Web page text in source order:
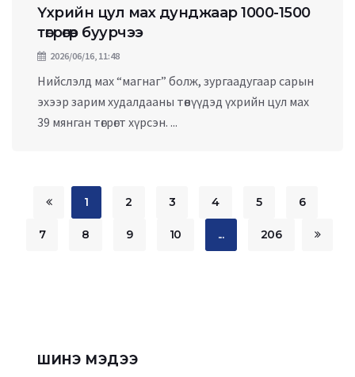
Үхрийн цул мах дунджаар 1000-1500
төгрөгөөр буурчээ
2026/06/16, 11:48
Нийслэлд мах “магнаг” болж, зургаадугаар сарын
эхээр зарим худалдааны төвүүдэд үхрийн цул мах
39 мянган төгрөгт хүрсэн. ...
1 2 3 4 5 6
7 8 9 10 ... 206
ШИНЭ МЭДЭЭ